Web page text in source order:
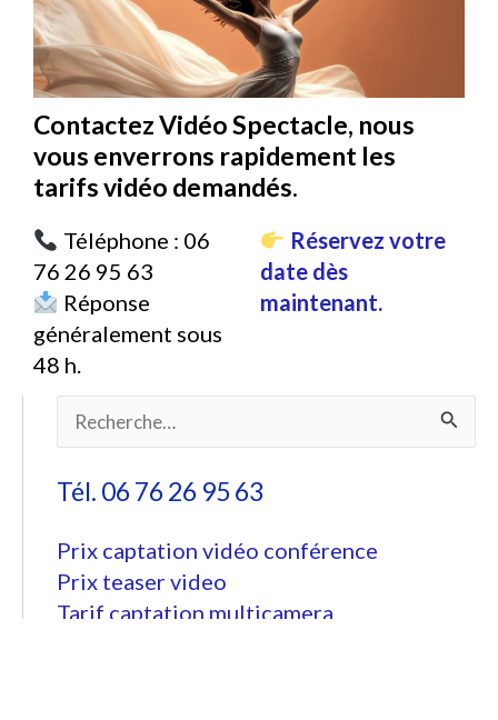
Contactez Vidéo Spectacle, nous
vous enverrons rapidement les
tarifs vidéo demandés.
Téléphone : 06
76 26 95 63
Réponse
généralement sous
48 h.
Réservez votre
date dès
maintenant.
Rechercher :
Tél. 06 76 26 95 63
Prix captation vidéo conférence
Prix teaser video
Tarif captation multicamera